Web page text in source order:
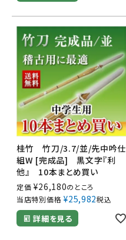
桂竹 竹刀/3.7/並/先中吟仕
組W [完成品] 黒文字『利
他』 10本まとめ買い
定価 ¥26,180のところ
当店特別価格 ¥25,982税込
詳細を見る